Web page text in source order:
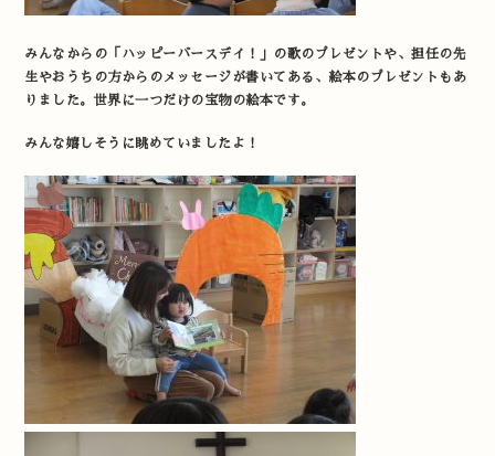
みんなからの「ハッピーバースデイ！」の歌のプレゼントや、担任の先
生やおうちの方からのメッセージが書いてある、絵本のプレゼントもあ
りました。世界に一つだけの宝物の絵本です。
みんな嬉しそうに眺めていましたよ！